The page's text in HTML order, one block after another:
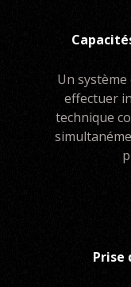
Un
effectuer
technique
Prise